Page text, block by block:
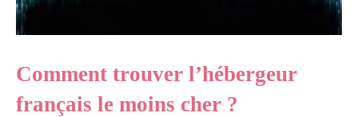
Comment trouver l’hébergeur
français le moins cher ?